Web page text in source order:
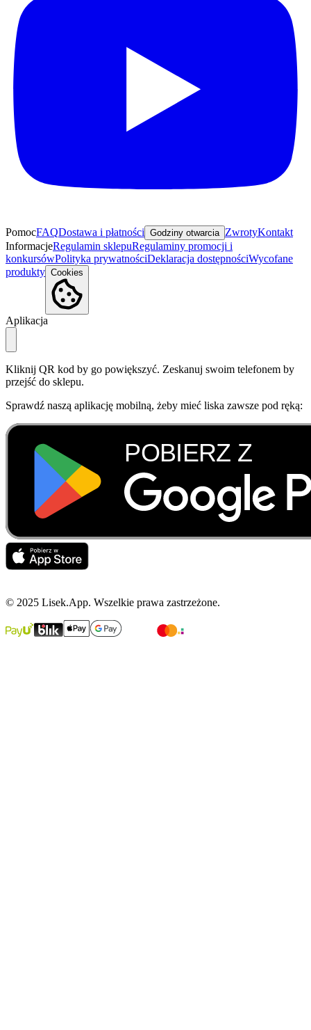
PomocFAQDostawa i płatności Godziny otwarcia ZwrotyKontakt
InformacjeRegulamin sklepuRegulaminy promocji i
konkursówPolityka prywatnościDeklaracja dostępnościWycofane
produkty Cookies
Aplikacja
Kliknij QR kod by go powiększyć. Zeskanuj swoim telefonem by
przejść do sklepu.
Sprawdź naszą aplikację mobilną, żeby mieć liska zawsze pod ręką:
© 2025 Lisek.App. Wszelkie prawa zastrzeżone.